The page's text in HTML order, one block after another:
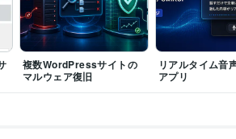
複数WordPressサイトの
マルウェア復旧
リアルタイム音
アプリ